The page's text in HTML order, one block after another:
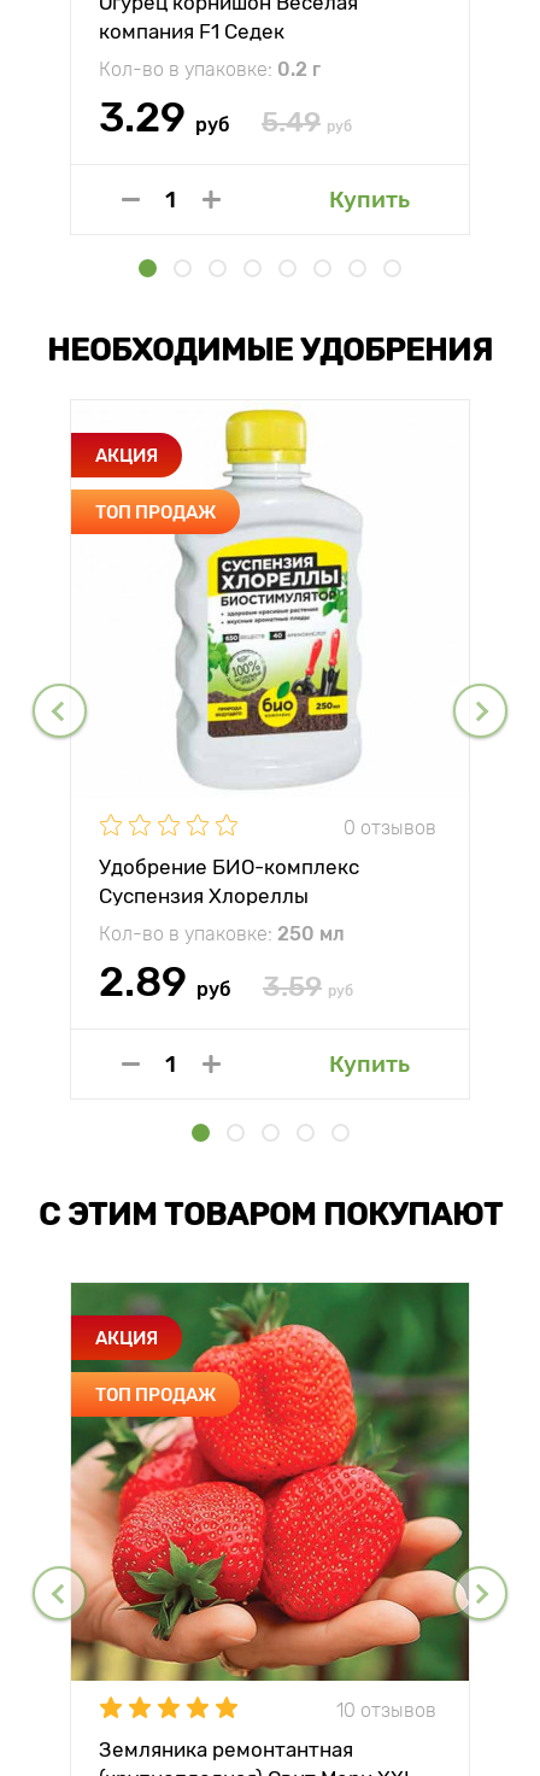
компания F1 Седек
Кол-во в упаковке: 0.2 г
3.29 руб 5.49 руб
Купить
НЕОБХОДИМЫЕ УДОБРЕНИЯ
АКЦИЯ
ТОП ПРОДАЖ
0 отзывов
Удобрение БИО-комплекс
Суспензия Хлореллы
Кол-во в упаковке: 250 мл
2.89 руб 3.59 руб
Купить
С ЭТИМ ТОВАРОМ ПОКУПАЮТ
АКЦИЯ
ТОП ПРОДАЖ
10 отзывов
Земляника ремонтантная